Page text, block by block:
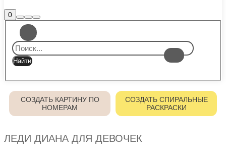
0Боковая
панель
магазина
Найти
Больше
информации
Главное
меню
СОЗДАТЬ КАРТИНУ ПО
НОМЕРАМ
СОЗДАТЬ СПИРАЛЬНЫЕ
РАСКРАСКИ
ЛЕДИ ДИАНА ДЛЯ ДЕВОЧЕК